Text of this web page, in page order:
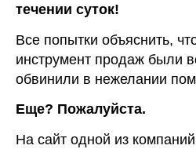
течении суток!
Все попытки объяснить,
инструмент продаж были
обвинили в нежелании
Еще? Пожалуйста.
На сайт одной из